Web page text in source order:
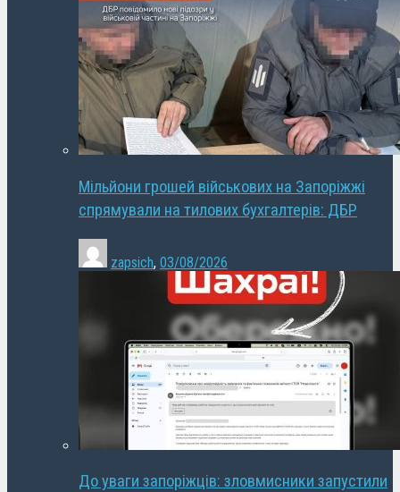
Мільйони грошей військових на Запоріжжі
спрямували на тилових бухгалтерів: ДБР
zapsich, 03/08/2026
До уваги запоріжців: зловмисники запустили